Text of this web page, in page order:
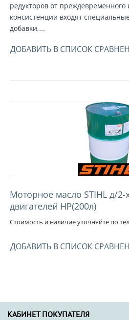
редукторов от преждевременного
консистенции входят
добавки,...
ДОБАВИТЬ В СПИСОК
Моторное масло STIHL д/2-
двигателей НР(200л)
Стоимость и наличие уточняйте по
ДОБАВИТЬ В СПИСОК
КАБИНЕТ ПОКУПАТЕЛЯ